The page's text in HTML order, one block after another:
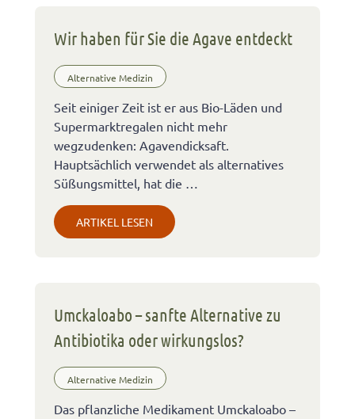
Wir haben für Sie die Agave entdeckt
Alternative Medizin
Seit einiger Zeit ist er aus Bio-Läden und
Supermarktregalen nicht mehr
wegzudenken: Agavendicksaft.
Hauptsächlich verwendet als alternatives
Süßungsmittel, hat die …
ARTIKEL LESEN
Umckaloabo – sanfte Alternative zu
Antibiotika oder wirkungslos?
Alternative Medizin
Das pflanzliche Medikament Umckaloabo –